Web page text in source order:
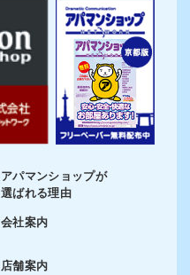
アパマンショップが
選ばれる理由
会社案内
店舗案内